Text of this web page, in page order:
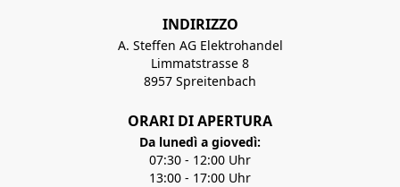
INDIRIZZO
A. Steffen AG Elektrohandel
Limmatstrasse 8
8957 Spreitenbach
ORARI DI APERTURA
Da lunedì a giovedì:
07:30 - 12:00 Uhr
13:00 - 17:00 Uhr